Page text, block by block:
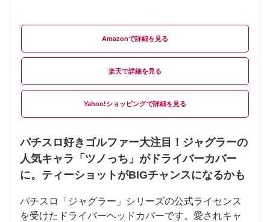
Amazon
楽天
Yahoo!ショッピング
パチスロ好きゴルファー大注目！ジャグラーの
人気キャラ「ツノっち」がドライバーカバー
に。ティーショットがBIGチャンスになるかも
パチスロ「ジャグラー」シリーズの公式ライセンス
を受けたドライバーヘッドカバーです。愛されキャ